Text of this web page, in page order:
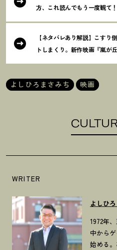
方、これ読んでもう一度観て ！
【ネタバレあり解説】こすり
トしまくり。新作映画『嵐が丘
よしひろまさみち 映画
WRITER
よしひ
1972年
中から
始める